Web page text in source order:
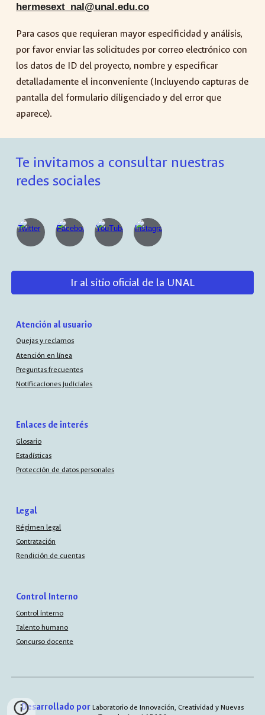
hermesext_nal@unal.edu.co
Para casos que requieran mayor especificidad y análisis,
por favor enviar las solicitudes por correo electrónico con
los datos de ID del proyecto, nombre y especificar
detalladamente el inconveniente (Incluyendo capturas de
pantalla del formulario diligenciado y del error que
aparece).
Te invitamos a consultar nuestras
redes sociales
Ir al sitio oficial de la UNAL
Atención al usuario
Quejas y reclamos
Atención en línea
Preguntas frecuentes
Notificaciones judiciales
Enlaces de interés
Glosario
Estadísticas
Protección de datos personales
Legal
Régimen legal
Contratación
Rendición de cuentas
Control Interno
Control interno
Talento humano
Concurso docente
Desarrollado porLaboratorio de Innovación, Creatividad y Nuevas